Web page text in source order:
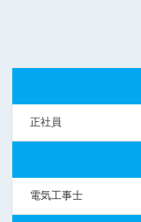
正社員
電気工事士